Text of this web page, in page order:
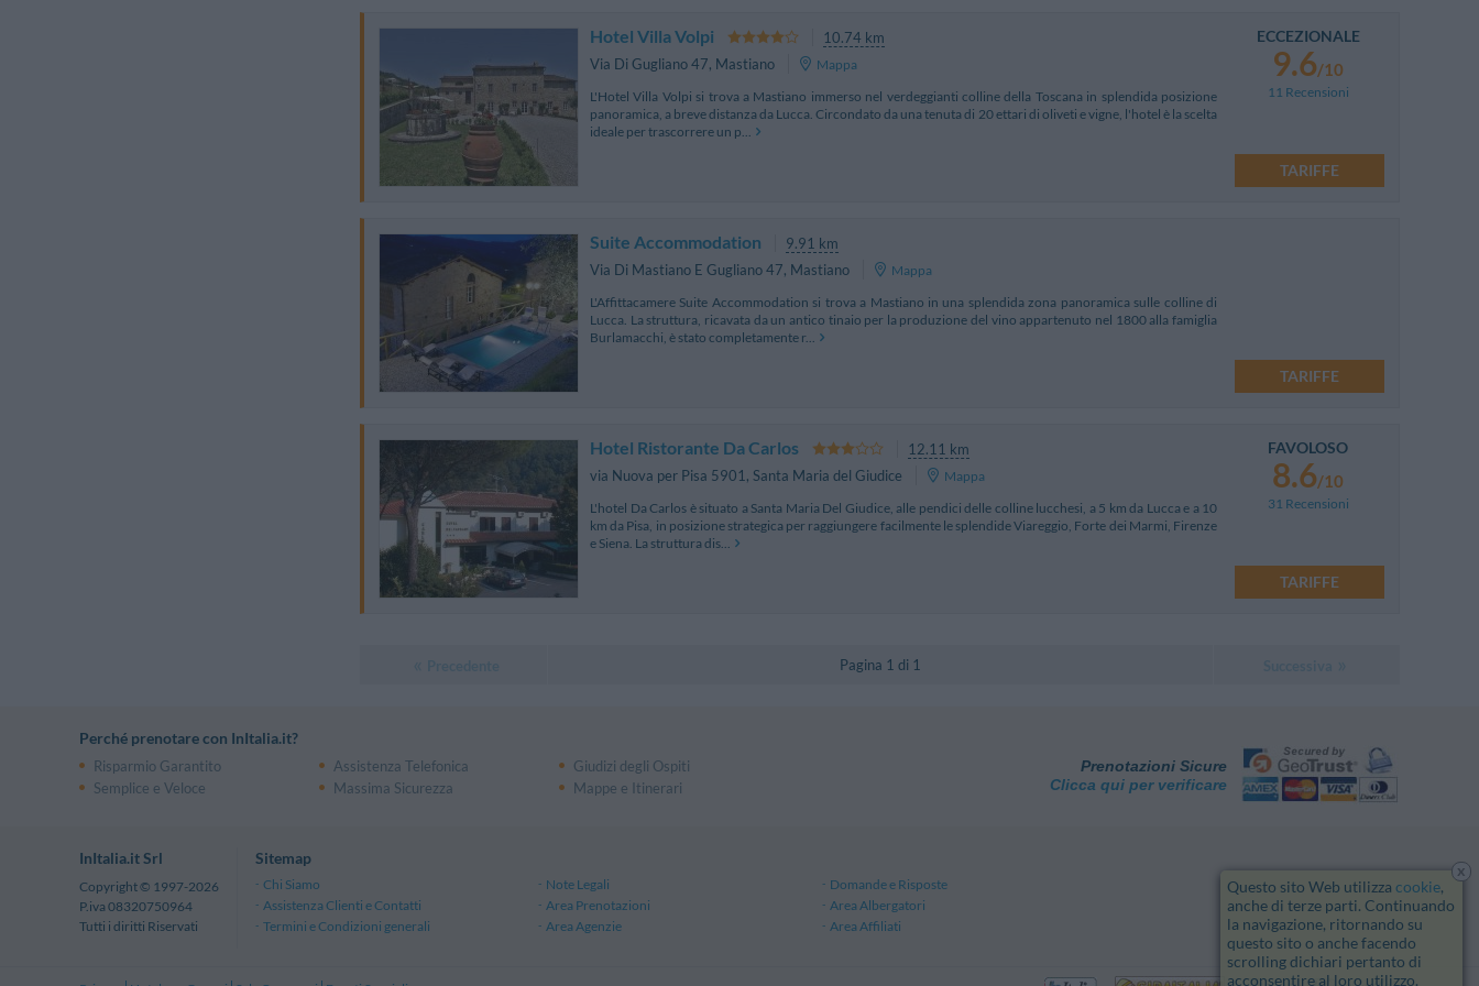
Hotel Villa Volpi
10.74 km
Via Di Gugliano 47, Mastiano
Mappa
L'Hotel Villa Volpi si trova a Mastiano immerso nel verdeggianti colline della Toscana in splendida posizione
panoramica, a breve distanza da Lucca. Circondato da una tenuta di 20 ettari di oliveti e vigne, l'hotel è la scelta
ideale per trascorrere un p...
ECCEZIONALE
9.6/10
11 Recensioni
TARIFFE
Suite Accommodation
9.91 km
Via Di Mastiano E Gugliano 47, Mastiano
Mappa
L'Affittacamere Suite Accommodation si trova a Mastiano in una splendida zona panoramica sulle colline di
Lucca. La struttura, ricavata da un antico tinaio per la produzione del vino appartenuto nel 1800 alla famiglia
Burlamacchi, è stato completamente r...
TARIFFE
Hotel Ristorante Da Carlos
12.11 km
via Nuova per Pisa 5901, Santa Maria del Giudice
Mappa
L'hotel Da Carlos è situato a Santa Maria Del Giudice, alle pendici delle colline lucchesi, a 5 km da Lucca e a 10
km da Pisa, in posizione strategica per raggiungere facilmente le splendide Viareggio, Forte dei Marmi, Firenze
e Siena. La struttura dis...
FAVOLOSO
8.6/10
31 Recensioni
TARIFFE
Pagina 1 di 1
Perché prenotare con InItalia.it?
Risparmio Garantito Assistenza Telefonica
Giudizi degli Ospiti
Semplice e Veloce
Massima Sicurezza Mappe e Itinerari
Prenotazioni Sicure
Clicca qui per verificare
InItalia.it Srl
Copyright © 1997-2026
P.iva 08320750964
Tutti i diritti Riservati
Sitemap
Chi Siamo Note Legali
Domande e Risposte
Assistenza Clienti e Contatti
Area Prenotazioni
Area Albergatori
Termini e Condizioni generali
Area Agenzie Area Affiliati
x
Questo sito Web utilizza cookie,
anche di terze parti. Continuando
la navigazione, ritornando su
questo sito o anche facendo
scrolling dichiari pertanto di
acconsentire al loro utilizzo.